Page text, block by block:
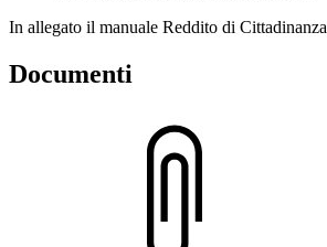
In allegato il manuale Reddito di Cittadinanza
Documenti